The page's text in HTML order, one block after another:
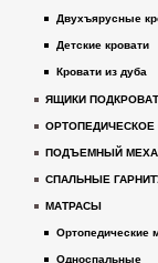
Двухъярусные
Детские кровати
Кровати из дуба
ЯЩИКИ
ОРТОПЕДИЧЕСКОЕ
ПОДЪЕМНЫЙ
СПАЛЬНЫЕ
МАТРАСЫ
Ортопедические
Односпальные